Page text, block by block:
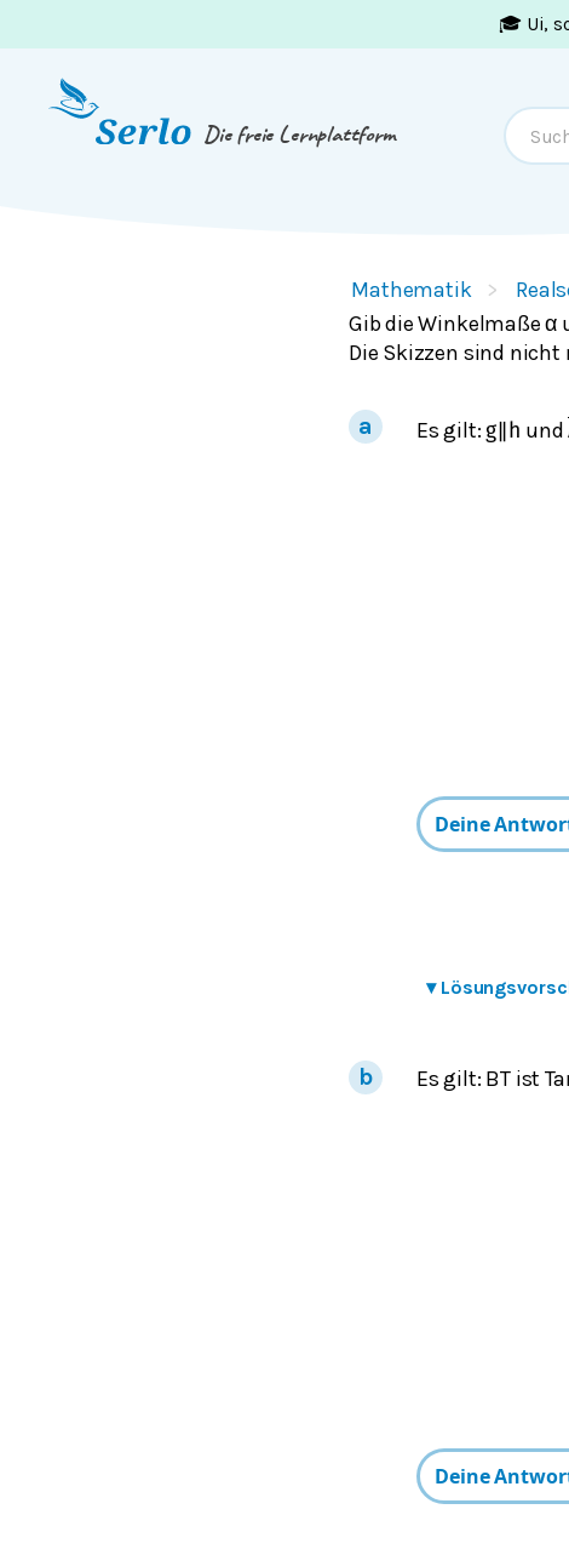
🎓 Ui,
Die freie Lernplattform
Mathematik
Gib die Winkelmaße α
Die Skizzen sind nicht
Es gilt: g h und
▾
Es gilt: BT ist